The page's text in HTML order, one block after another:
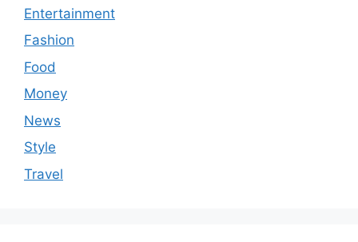
Entertainment
Fashion
Food
Money
News
Style
Travel